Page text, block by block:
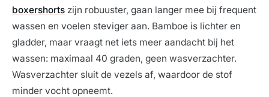
boxershorts zijn robuuster, gaan langer mee bij frequent
wassen en voelen steviger aan. Bamboe is lichter en
gladder, maar vraagt net iets meer aandacht bij het
wassen: maximaal 40 graden, geen wasverzachter.
Wasverzachter sluit de vezels af, waardoor de stof
minder vocht opneemt.